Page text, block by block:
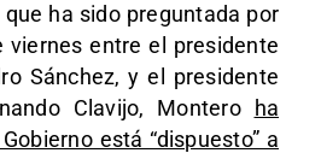
ha sido preguntada por
viernes entre el presidente
Sánchez, y el presidente
Clavijo, Montero ha
está “dispuesto” a